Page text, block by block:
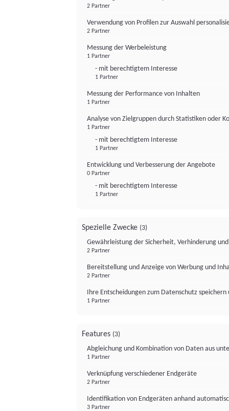
2 Partner
Verwendung von Profilen zur Auswahl
2 Partner
Messung der Werbeleistung
1 Partner
- mit berechtigtem Interesse
1 Partner
Messung der Performance von Inhalten
1 Partner
Analyse von Zielgruppen durch Statistiken oder
1 Partner
- mit berechtigtem Interesse
1 Partner
Entwicklung und Verbesserung der Angebote
0 Partner
- mit berechtigtem Interesse
1 Partner
Spezielle Zwecke (3)
Gewährleistung der Sicherheit, Verhinderung
2 Partner
Bereitstellung und Anzeige von Werbung und
2 Partner
Ihre Entscheidungen zum Datenschutz
1 Partner
Features (3)
Abgleichung und Kombination von Daten aus
1 Partner
Verknüpfung verschiedener Endgeräte
2 Partner
Identifikation von Endgeräten anhand
3 Partner